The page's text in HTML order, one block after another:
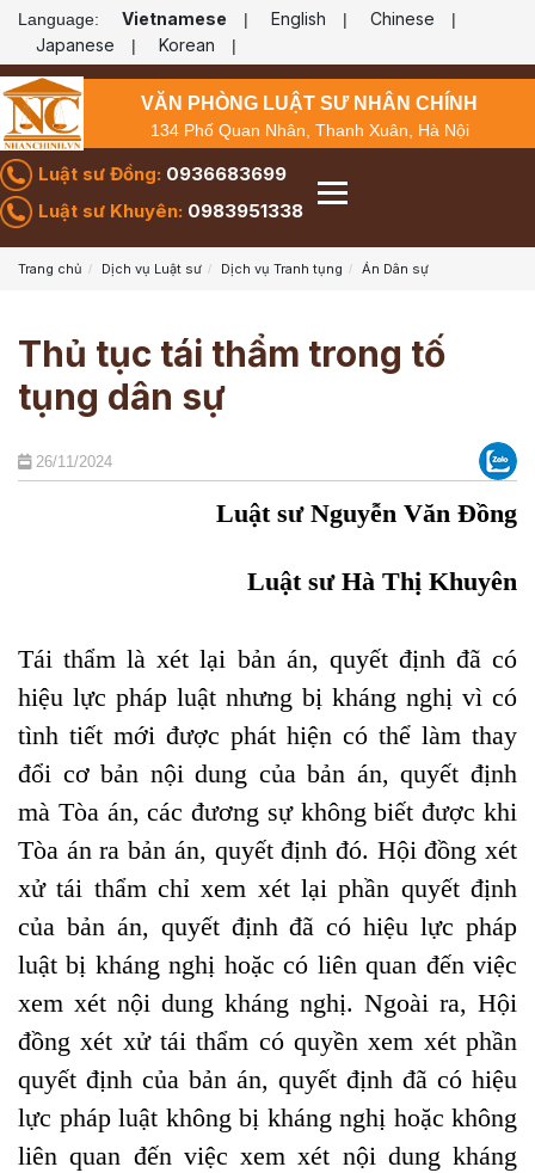
Language: Vietnamese | English | Chinese |
Japanese | Korean |
VĂN PHÒNG LUẬT SƯ NHÂN CHÍNH
134 Phố Quan Nhân, Thanh Xuân, Hà Nội
Luật sư Đồng: 0936683699
Luật sư Khuyên: 0983951338
Trang chủ Dịch vụ Luật sư Dịch vụ Tranh tụng Án Dân sự
Thủ tục tái thẩm trong tố
tụng dân sự
26/11/2024
Luật sư Nguyễn Văn Đồng
Luật sư Hà Thị Khuyên
Tái thẩm là xét lại bản án, quyết định đã có
hiệu lực pháp luật nhưng bị kháng nghị vì có
tình tiết mới được phát hiện có thể làm thay
đổi cơ bản nội dung của bản án, quyết định
mà Tòa án, các đương sự không biết được khi
Tòa án ra bản án, quyết định đó. Hội đồng xét
xử tái thẩm chỉ xem xét lại phần quyết định
của bản án, quyết định đã có hiệu lực pháp
luật bị kháng nghị hoặc có liên quan đến việc
xem xét nội dung kháng nghị. Ngoài ra, Hội
đồng xét xử tái thẩm có quyền xem xét phần
quyết định của bản án, quyết định đã có hiệu
lực pháp luật không bị kháng nghị hoặc không
liên quan đến việc xem xét nội dung kháng